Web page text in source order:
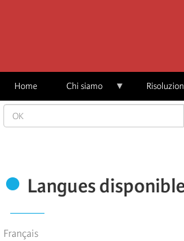
Home Chi siamo
OK
Langues
Français